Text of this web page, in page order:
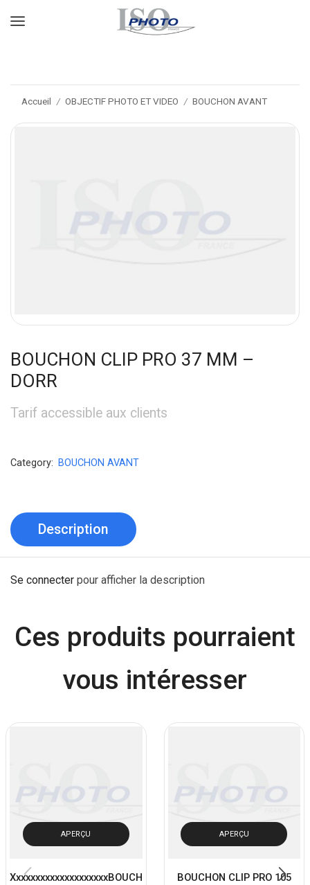
Accueil / OBJECTIF PHOTO ET VIDEO / BOUCHON AVANT
BOUCHON CLIP PRO 37 MM –
DORR
Tarif accessible aux clients
Category: BOUCHON AVANT
Description
Se connecter pour afficher la description
Ces produits pourraient
vous intéresser
APERÇU
XxxxxxxxxxxxxxxxxxxxBOUCHON
APERÇU
BOUCHON CLIP PRO 105